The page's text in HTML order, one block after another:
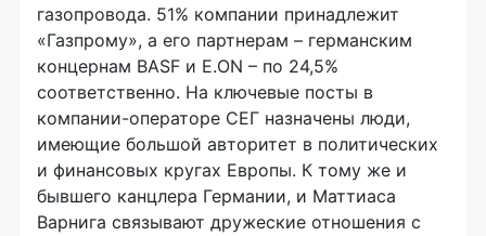
газопровода. 51% компании принадлежит
«Газпрому», а его партнерам – германским
концернам BASF и E.ON – по 24,5%
соответственно. На ключевые посты в
компании-операторе СЕГ назначены люди,
имеющие большой авторитет в политических
и финансовых кругах Европы. К тому же и
бывшего канцлера Германии, и Маттиаса
Варнига связывают дружеские отношения с